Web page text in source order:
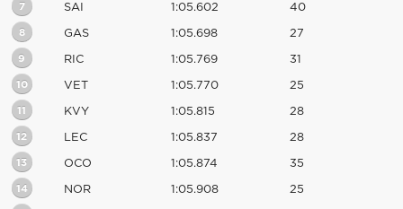
7 SAI 1:05.602 40
8 GAS 1:05.698 27
9 RIC 1:05.769 31
10 VET 1:05.770 25
11 KVY 1:05.815 28
12 LEC 1:05.837 28
13 OCO 1:05.874 35
14 NOR 1:05.908 25